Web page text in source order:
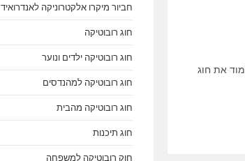
את חוג
חביור מיקרו אלקטרוניקה לאנדרואיד
חוג רובוטיקה
חוג רובוטיקה ילדים ונוער
חוג רובוטיקה למהנדסים
חוג רובוטיקה מהבית
חוג תיכנות
חוק רובוטיקה למשפחה